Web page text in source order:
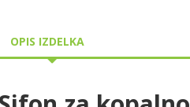
OPIS IZDELKA